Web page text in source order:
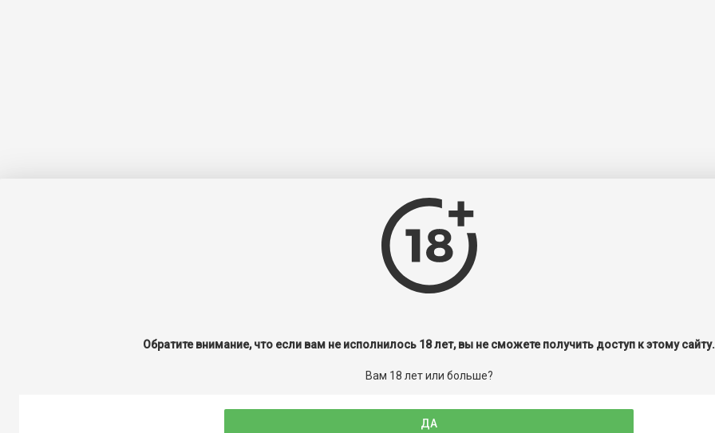
Обратите внимание, что если вам не исполнилось 18 лет, вы не сможете получить доступ к этому сайту.
Вам 18 лет или больше?
ДА